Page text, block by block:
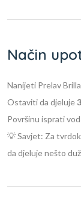
Način
Nanijeti Prelav
Ostaviti da djeluje
Površinu isprati
💡 Savjet: Za
da djeluje nešto